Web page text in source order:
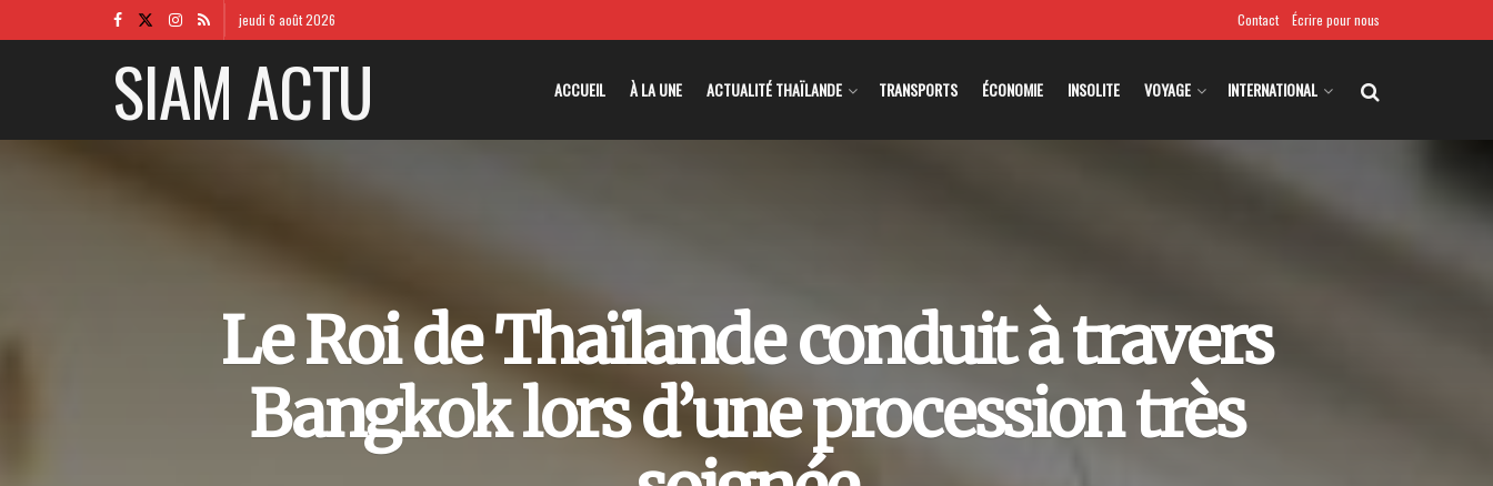
jeudi 6 août 2026 Contact Écrire pour nous
SIAM ACTU ACCUEIL À LA UNE ACTUALITÉ THAÏLANDE TRANSPORTS ÉCONOMIE INSOLITE VOYAGE INTERNATIONAL
Le Roi de Thaïlande conduit à travers
Bangkok lors d’une procession très